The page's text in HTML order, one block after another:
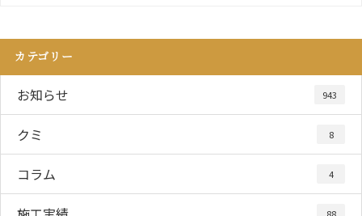
カテゴリー
お知らせ 943
クミ 8
コラム 4